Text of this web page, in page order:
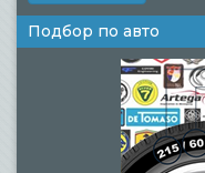
Подбор по авто